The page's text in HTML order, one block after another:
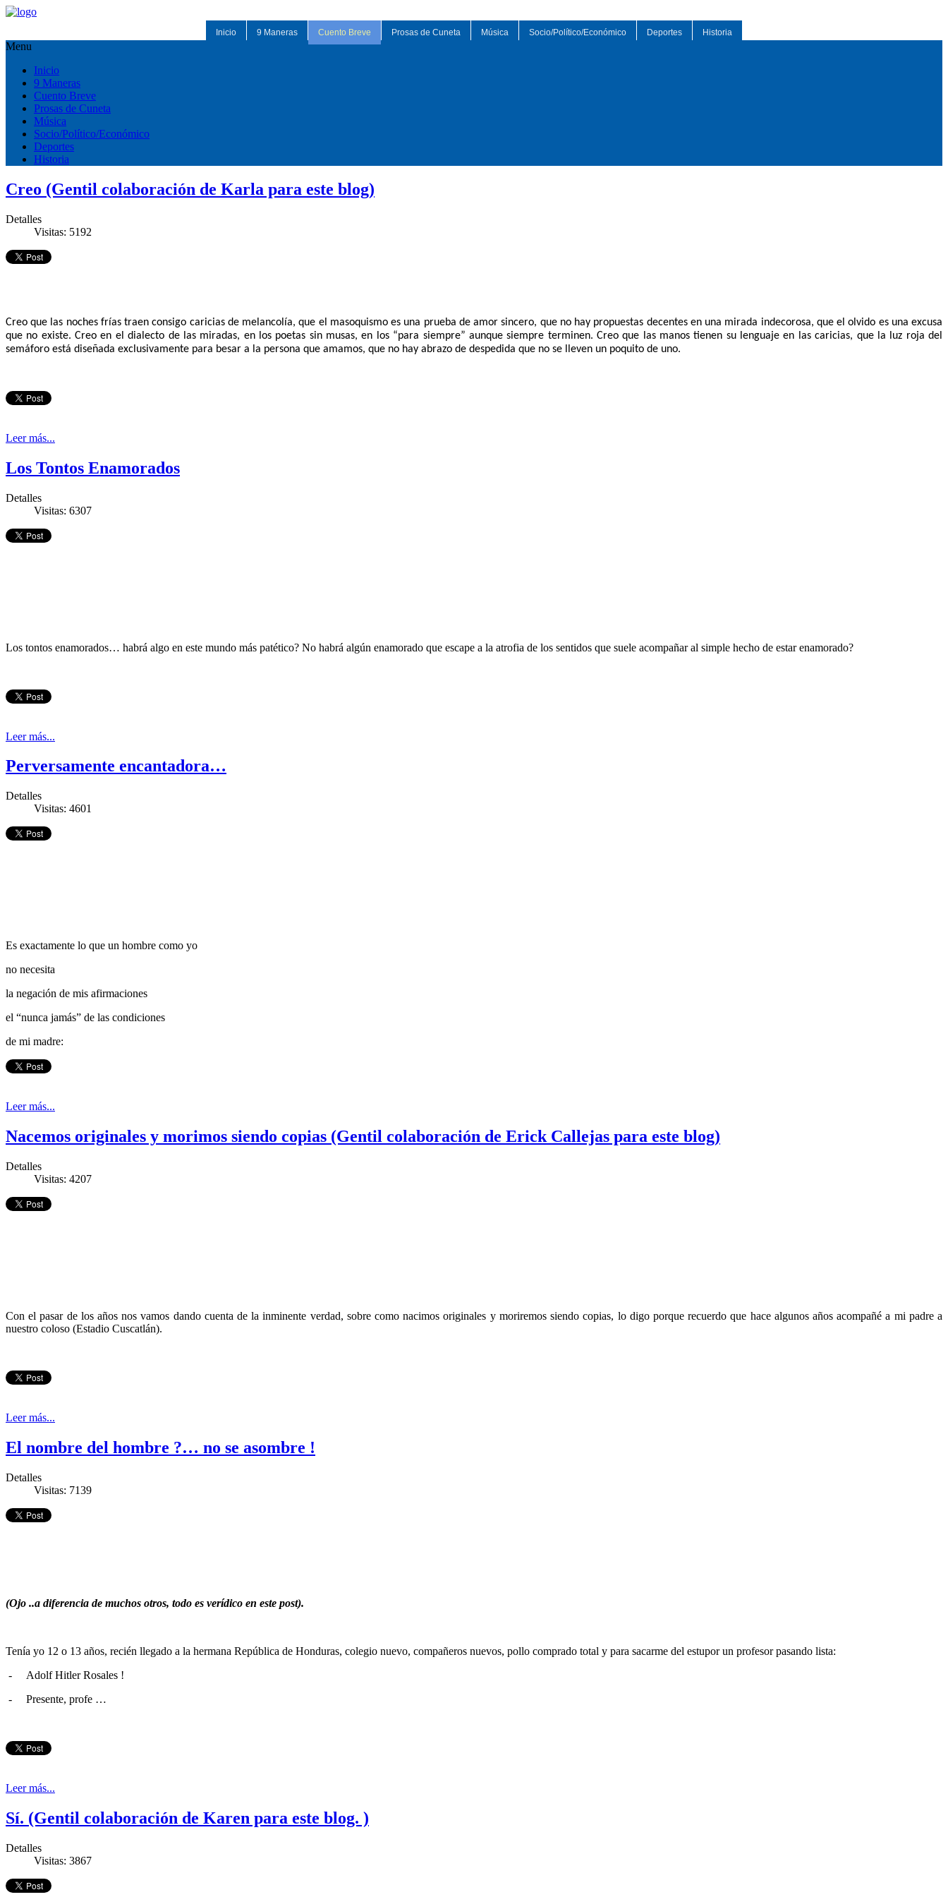
Inicio 9 Maneras Cuento Breve Prosas de Cuneta Música Socio/Político/Económico Deportes Historia
Menu
Inicio
9 Maneras
Cuento Breve
Prosas de Cuneta
Música
Socio/Político/Económico
Deportes
Historia
Creo (Gentil colaboración de Karla para este blog)
Detalles
Visitas: 5192
Creo que las noches frías traen consigo caricias de melancolía, que el masoquismo es una prueba de amor sincero, que no hay propuestas decentes en una mirada indecorosa, que el olvido es una excusa
que no existe. Creo en el dialecto de las miradas, en los poetas sin musas, en los “para siempre” aunque siempre terminen. Creo que las manos tienen su lenguaje en las caricias, que la luz roja del
semáforo está diseñada exclusivamente para besar a la persona que amamos, que no hay abrazo de despedida que no se lleven un poquito de uno.
Leer más...
Los Tontos Enamorados
Detalles
Visitas: 6307
Los tontos enamorados… habrá algo en este mundo más patético? No habrá algún enamorado que escape a la atrofia de los sentidos que suele acompañar al simple hecho de estar enamorado?
Leer más...
Perversamente encantadora…
Detalles
Visitas: 4601
Es exactamente lo que un hombre como yo
no necesita
la negación de mis afirmaciones
el “nunca jamás” de las condiciones
de mi madre:
Leer más...
Nacemos originales y morimos siendo copias (Gentil colaboración de Erick Callejas para este blog)
Detalles
Visitas: 4207
Con el pasar de los años nos vamos dando cuenta de la inminente verdad, sobre como nacimos originales y moriremos siendo copias, lo digo porque recuerdo que hace algunos años acompañé a mi padre a
nuestro coloso (Estadio Cuscatlán).
Leer más...
El nombre del hombre ?… no se asombre !
Detalles
Visitas: 7139
(Ojo ..a diferencia de muchos otros, todo es verídico en este post).
Tenía yo 12 o 13 años, recién llegado a la hermana República de Honduras, colegio nuevo, compañeros nuevos, pollo comprado total y para sacarme del estupor un profesor pasando lista:
-
Adolf Hitler Rosales !
-
Presente, profe …
Leer más...
Sí. (Gentil colaboración de Karen para este blog. )
Detalles
Visitas: 3867